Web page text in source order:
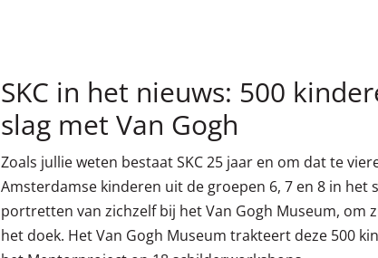
SKC in het nieuws: 500
slag met Van Gogh
Zoals jullie weten bestaat SKC 25 jaar en om dat te
Amsterdamse kinderen uit de groepen 6, 7 en 8 in het
portretten van zichzelf bij het Van Gogh Museum, om
het doek. Het Van Gogh Museum trakteert deze 500